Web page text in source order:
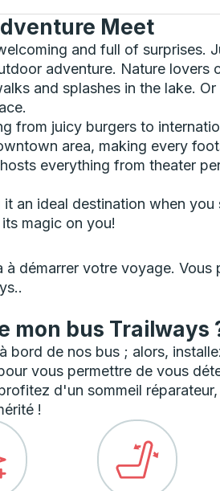
Meet
and full of surprises.
adventure. Nature lovers
and splashes in the lake.
from juicy burgers to
area, making every
everything from theater
an ideal destination when
magic on you!
démarrer votre voyage.
mon bus Trailways
bord de nos bus ; alors,
vous permettre de vous
d'un sommeil
!